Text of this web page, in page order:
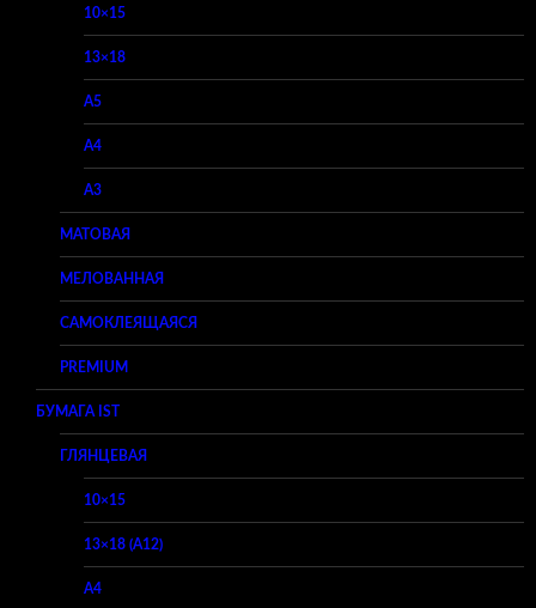
10×15
13×18
A5
A4
A3
МАТОВАЯ
МЕЛОВАННАЯ
САМОКЛЕЯЩАЯСЯ
PREMIUM
БУМАГА IST
ГЛЯНЦЕВАЯ
10×15
13×18 (A12)
A4